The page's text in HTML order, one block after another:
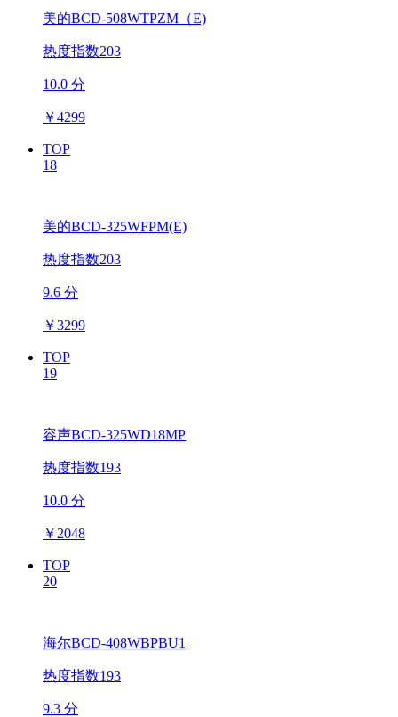
美的BCD-508WTPZM（E)
热度指数203
10.0 分
￥4299
TOP
18
美的BCD-325WFPM(E)
热度指数203
9.6 分
￥3299
TOP
19
容声BCD-325WD18MP
热度指数193
10.0 分
￥ 2048
TOP
20
海尔BCD-408WBPBU1
热度指数193
9.3 分